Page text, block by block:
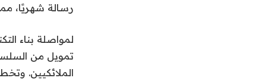
رسالة شهريًا، مما
الملائكيين.